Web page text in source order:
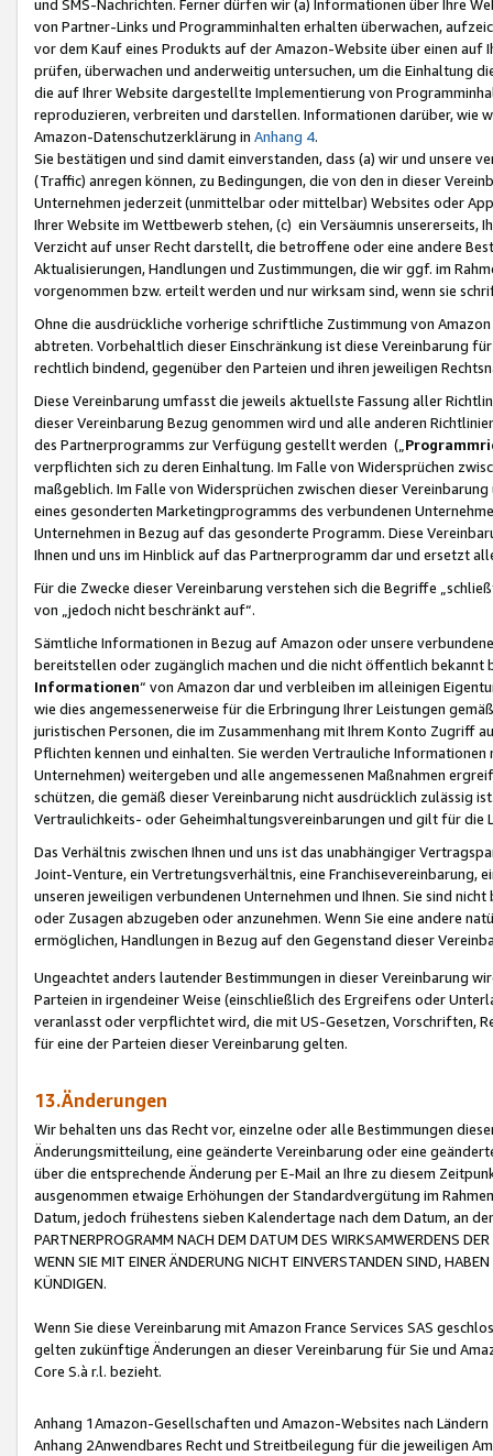
und SMS-Nachrichten. Ferner dürfen wir (a) Informationen über Ihre
von Partner-Links und Programminhalten erhalten überwachen,
vor dem Kauf eines Produkts auf der Amazon-Website über einen
prüfen, überwachen und anderweitig untersuchen, um die Einhaltung
die auf Ihrer Website dargestellte Implementierung von
reproduzieren, verbreiten und darstellen. Informationen darüber, wie
Amazon-Datenschutzerklärung in Anhang 4.
Sie bestätigen und sind damit einverstanden, dass (a) wir und
(Traffic) anregen können, zu Bedingungen, die von den in dieser
Unternehmen jederzeit (unmittelbar oder mittelbar) Websites oder
Ihrer Website im Wettbewerb stehen, (c) ein Versäumnis unsererseits,
Verzicht auf unser Recht darstellt, die betroffene oder eine andere
Aktualisierungen, Handlungen und Zustimmungen, die wir ggf. im
vorgenommen bzw. erteilt werden und nur wirksam sind, wenn sie
Ohne die ausdrückliche vorherige schriftliche Zustimmung von
abtreten. Vorbehaltlich dieser Einschränkung ist diese Vereinbarung
rechtlich bindend, gegenüber den Parteien und ihren jeweiligen
Diese Vereinbarung umfasst die jeweils aktuellste Fassung aller
dieser Vereinbarung Bezug genommen wird und alle anderen
des Partnerprogramms zur Verfügung gestellt werden („
verpflichten sich zu deren Einhaltung. Im Falle von Widersprüchen
maßgeblich. Im Falle von Widersprüchen zwischen dieser
eines gesonderten Marketingprogramms des verbundenen
Unternehmen in Bezug auf das gesonderte Programm. Diese
Ihnen und uns im Hinblick auf das Partnerprogramm dar und ersetzt
Für die Zwecke dieser Vereinbarung verstehen sich die Begriffe
von „jedoch nicht beschränkt auf“.
Sämtliche Informationen in Bezug auf Amazon oder unsere
bereitstellen oder zugänglich machen und die nicht öffentlich
Informationen“ von Amazon dar und verbleiben im alleinigen
wie dies angemessenerweise für die Erbringung Ihrer Leistungen
juristischen Personen, die im Zusammenhang mit Ihrem Konto
Pflichten kennen und einhalten. Sie werden Vertrauliche
Unternehmen) weitergeben und alle angemessenen Maßnahmen
schützen, die gemäß dieser Vereinbarung nicht ausdrücklich zulässig
Vertraulichkeits- oder Geheimhaltungsvereinbarungen und gilt für die
Das Verhältnis zwischen Ihnen und uns ist das unabhängiger
Joint-Venture, ein Vertretungsverhältnis, eine Franchisevereinbarung,
unseren jeweiligen verbundenen Unternehmen und Ihnen. Sie sind
oder Zusagen abzugeben oder anzunehmen. Wenn Sie eine andere
ermöglichen, Handlungen in Bezug auf den Gegenstand dieser
Ungeachtet anders lautender Bestimmungen in dieser Vereinbarung
Parteien in irgendeiner Weise (einschließlich des Ergreifens oder
veranlasst oder verpflichtet wird, die mit US-Gesetzen, Vorschriften,
für eine der Parteien dieser Vereinbarung gelten.
13.Änderungen
Wir behalten uns das Recht vor, einzelne oder alle Bestimmungen
Änderungsmitteilung, eine geänderte Vereinbarung oder eine
über die entsprechende Änderung per E-Mail an Ihre zu diesem
ausgenommen etwaige Erhöhungen der Standardvergütung im
Datum, jedoch frühestens sieben Kalendertage nach dem Datum, an
PARTNERPROGRAMM NACH DEM DATUM DES WIRKSAMWERDENS
WENN SIE MIT EINER ÄNDERUNG NICHT EINVERSTANDEN SIND,
KÜNDIGEN.
Wenn Sie diese Vereinbarung mit Amazon France Services SAS
gelten zukünftige Änderungen an dieser Vereinbarung für Sie und
Core S.à r.l. bezieht.
Anhang 1Amazon-Gesellschaften und Amazon-Websites nach Ländern
Anhang 2Anwendbares Recht und Streitbeilegung für die jeweiligen